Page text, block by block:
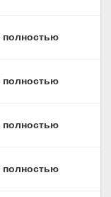
полностью
полностью
полностью
полностью